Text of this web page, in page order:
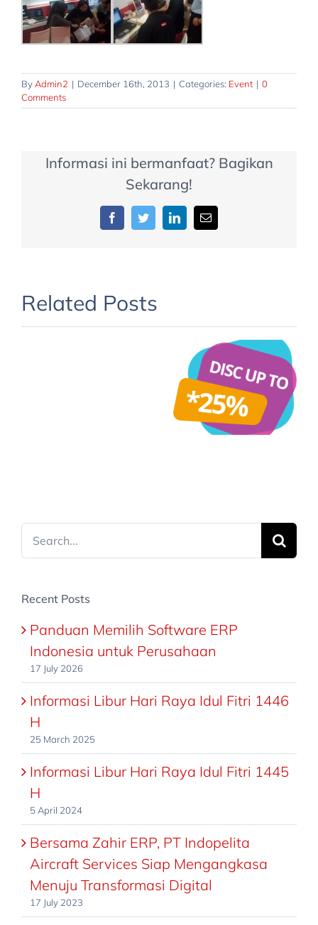
ByAdmin2 | December 16th, 2013 | Categories: Event | 0
Comments
Informasi ini bermanfaat? Bagikan
Sekarang!
FacebookTwitterLinkedInEmail
Related Posts
Indocomtech
bantu UMKM
hadapi Era
Digital
Search
for:
Recent Posts
Panduan Memilih Software ERP
Indonesia untuk Perusahaan
17 July 2026
Informasi Libur Hari Raya Idul Fitri 1446
H
25 March 2025
Informasi Libur Hari Raya Idul Fitri 1445
H
5 April 2024
Bersama Zahir ERP, PT Indopelita
Aircraft Services Siap Mengangkasa
Menuju Transformasi Digital
17 July 2023